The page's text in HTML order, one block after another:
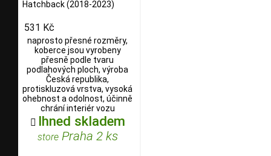
Hatchback (2018-2023)
531 Kč
naprosto přesné rozměry,
koberce jsou vyrobeny
přesně podle tvaru
podlahových ploch, výroba
Česká republika,
protiskluzová vrstva, vysoká
ohebnost a odolnost, účinně
chrání interiér vozu
 Ihned skladem
storePraha 2 ks